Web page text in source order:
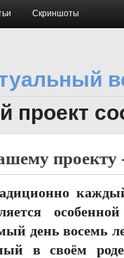
Скриншоты
проект
проекту
день восемь
в своём